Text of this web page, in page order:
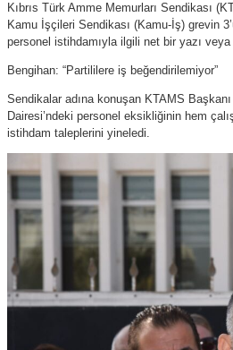
Kıbrıs Türk Amme Memurları Sendikası
Kamu İşçileri Sendikası (Kamu-İş) grevin
personel istihdamıyla ilgili net bir yazı
Bengihan: “Partililere iş beğendirilemiyor”
Sendikalar adına konuşan KTAMS
Dairesi’ndeki personel eksikliğinin hem
istihdam taleplerini yineledi.